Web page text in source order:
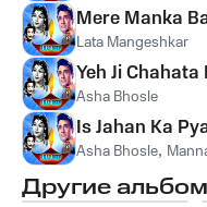
Mere Manka
Lata Mangeshkar
Yeh Ji Chahata
Asha Bhosle
Is Jahan Ka
Asha Bhosle,
Другие